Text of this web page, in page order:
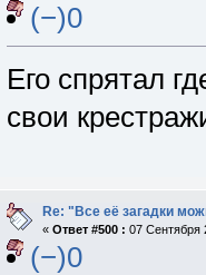
(−)0
Его спрятал
свои
Re: "Все её загадки
« Ответ #500 : 07 Сентября
(−)0